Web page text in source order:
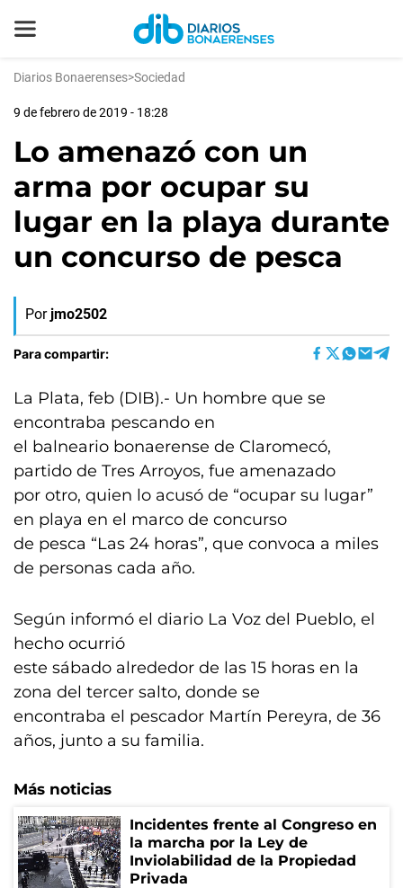
Diarios Bonaerenses>Sociedad
9 de febrero de 2019 - 18:28
Lo amenazó con un
arma por ocupar su
lugar en la playa durante
un concurso de pesca
Por jmo2502
Para compartir:
La Plata, feb (DIB).- Un hombre que se
encontraba pescando en
el balneario bonaerense de Claromecó,
partido de Tres Arroyos, fue amenazado
por otro, quien lo acusó de “ocupar su lugar”
en playa en el marco de concurso
de pesca “Las 24 horas”, que convoca a miles
de personas cada año.
Según informó el diario La Voz del Pueblo, el
hecho ocurrió
este sábado alrededor de las 15 horas en la
zona del tercer salto, donde se
encontraba el pescador Martín Pereyra, de 36
años, junto a su familia.
Más noticias
Incidentes frente al Congreso en
la marcha por la Ley de
Inviolabilidad de la Propiedad
Privada